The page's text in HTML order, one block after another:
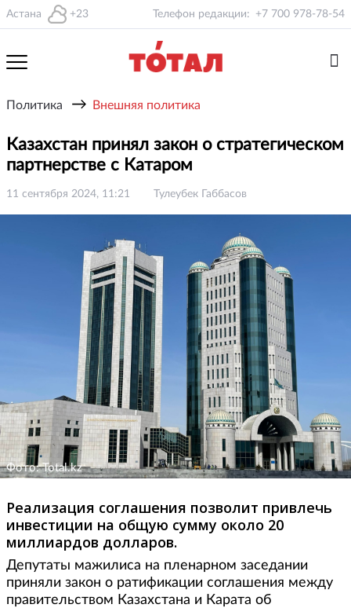
Астана +23 Телефон редакции: +7 700 978-78-54
Политика → Внешняя политика
Казахстан принял закон о стратегическом
партнерстве с Катаром
11 сентября 2024, 11:21 Тулеубек Габбасов
Фото: Total.kz
Реализация соглашения позволит привлечь
инвестиции на общую сумму около 20
миллиардов долларов.
Депутаты мажилиса на пленарном заседании
приняли закон о ратификации соглашения между
правительством Казахстана и Карата об